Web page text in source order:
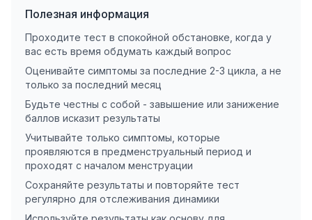
Полезная информация
Проходите тест в спокойной обстановке, когда у
вас есть время обдумать каждый вопрос
Оценивайте симптомы за последние 2-3 цикла, а не
только за последний месяц
Будьте честны с собой - завышение или занижение
баллов исказит результаты
Учитывайте только симптомы, которые
проявляются в предменструальный период и
проходят с началом менструации
Сохраняйте результаты и повторяйте тест
регулярно для отслеживания динамики